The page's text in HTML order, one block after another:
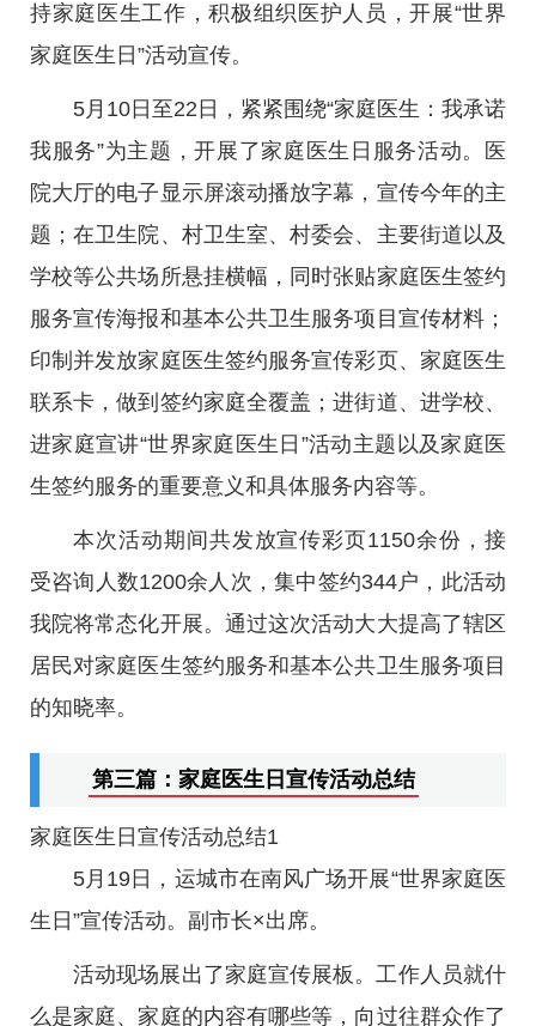
持家庭医生工作，积极组织医护人员，开展“世界
家庭医生日”活动宣传。
5月10日至22日，紧紧围绕“家庭医生：我承诺
我服务”为主题，开展了家庭医生日服务活动。医
院大厅的电子显示屏滚动播放字幕，宣传今年的主
题；在卫生院、村卫生室、村委会、主要街道以及
学校等公共场所悬挂横幅，同时张贴家庭医生签约
服务宣传海报和基本公共卫生服务项目宣传材料；
印制并发放家庭医生签约服务宣传彩页、家庭医生
联系卡，做到签约家庭全覆盖；进街道、进学校、
进家庭宣讲“世界家庭医生日”活动主题以及家庭医
生签约服务的重要意义和具体服务内容等。
本次活动期间共发放宣传彩页1150余份，接
受咨询人数1200余人次，集中签约344户，此活动
我院将常态化开展。通过这次活动大大提高了辖区
居民对家庭医生签约服务和基本公共卫生服务项目
的知晓率。
第三篇：家庭医生日宣传活动总结
家庭医生日宣传活动总结1
5月19日，运城市在南风广场开展“世界家庭医
生日”宣传活动。副市长×出席。
活动现场展出了家庭宣传展板。工作人员就什
么是家庭、家庭的内容有哪些等，向过往群众作了